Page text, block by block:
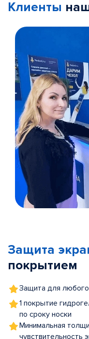
Клиенты
5
Защита
покрытием
Защита для любого
1 покрытие
по сроку носки
Минимальная
чувствительность